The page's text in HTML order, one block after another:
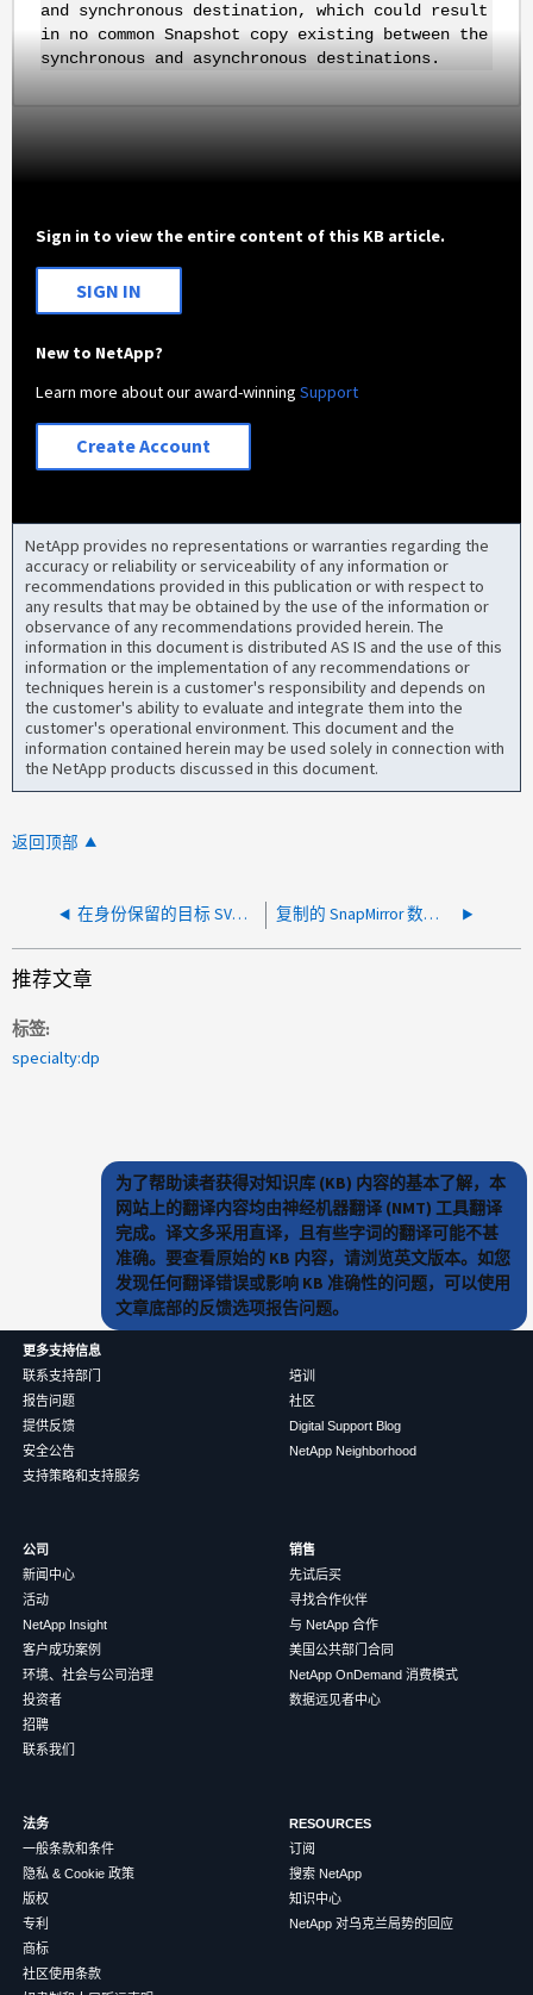
and synchronous destination, which could result
in no common Snapshot copy existing between the
synchronous and asynchronous destinations.
Sign in to view the entire content of this KB article.
SIGN IN
New to NetApp?
Learn more about our award-winningSupport
Create Account
NetApp provides no representations or warranties regarding the
accuracy or reliability or serviceability of any information or
recommendations provided in this publication or with respect to
any results that may be obtained by the use of the information or
observance of any recommendations provided herein. The
information in this document is distributed AS IS and the use of this
information or the implementation of any recommendations or
techniques herein is a customer's responsibility and depends on
the customer's ability to evaluate and integrate them into the
customer's operational environment. This document and the
information contained herein may be used solely in connection with
the NetApp products discussed in this document.
返回顶部
在身份保留的目标 SVM 上续订 SSL 证书失败 复制的 SnapMirror 数据不会立即分层到 FabricPool（ONTAP S3）
推荐文章
标签
specialty:dp
为了帮助读者获得对知识库 (KB) 内容的基本了解，本
网站上的翻译内容均由神经机器翻译 (NMT) 工具翻译
完成。译文多采用直译，且有些字词的翻译可能不甚
准确。要查看原始的 KB 内容，请浏览英文版本。如您
发现任何翻译错误或影响 KB 准确性的问题，可以使用
文章底部的反馈选项报告问题。
更多支持信息
联系支持部门
报告问题
提供反馈
安全公告
支持策略和支持服务
培训
社区
Digital Support Blog
NetApp Neighborhood
公司
新闻中心
活动
NetApp Insight
客户成功案例
环境、社会与公司治理
投资者
招聘
联系我们
销售
先试后买
寻找合作伙伴
与 NetApp 合作
美国公共部门合同
NetApp OnDemand 消费模式
数据远见者中心
法务
一般条款和条件
隐私 & Cookie 政策
版权
专利
商标
社区使用条款
RESOURCES
订阅
搜索 NetApp
知识中心
NetApp 对乌克兰局势的回应